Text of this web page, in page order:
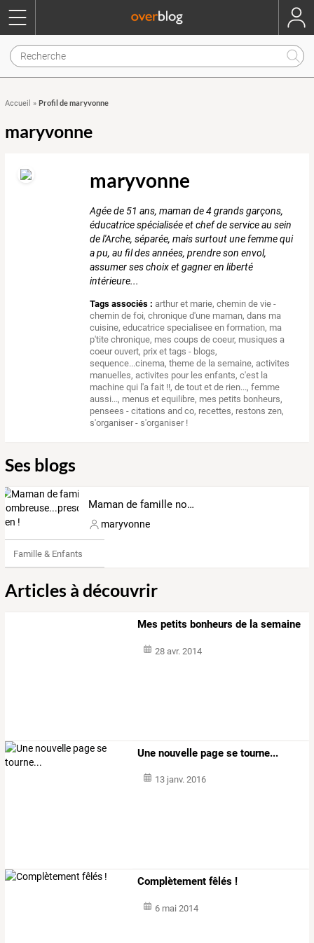
Accueil » Profil de maryvonne
maryvonne
maryvonne
Agée de 51 ans, maman de 4 grands garçons,
éducatrice spécialisée et chef de service au sein
de l'Arche, séparée, mais surtout une femme qui
a pu, au fil des années, prendre son envol,
assumer ses choix et gagner en liberté
intérieure...
Tags associés : arthur et marie,chemin de vie -
chemin de foi,chronique d'une maman,dans ma
cuisine,educatrice specialisee en formation, ma
p'tite chronique, mes coups de coeur, musiques a
coeur ouvert, prix et tags - blogs,
sequence...cinema,theme de la semaine,activites
manuelles,activites pour les enfants,c'est la
machine qui l'a fait !!,de tout et de rien...,femme
aussi..., menus et equilibre, mes petits bonheurs,
pensees - citations and co, recettes, restons zen,
s'organiser - s'organiser !
Ses blogs
Maman de famille nombreuse...presque zen !
maryvonne
Famille & Enfants
Articles à découvrir
Mes petits bonheurs de la semaine
28 avr. 2014
Une nouvelle page se tourne...
13 janv. 2016
Complètement fêlés !
6 mai 2014